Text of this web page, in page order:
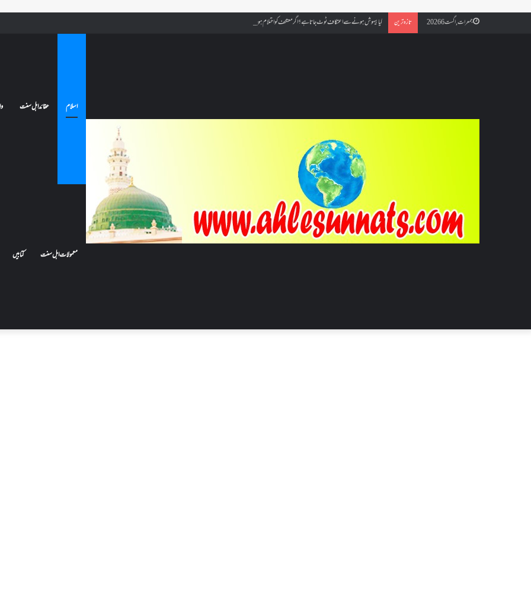
جمعرات, اگست 6 2026 تازہ ترین کیا بیہوش ہونے سے اعتکاف ٹوٹ جاتا ہے؟ اگر معتکف کو احتلام ہو جائے تو کیا اس کا اعتکاف ٹوٹ جائے گا؟فنائے مسجد کسے کہتے ہیں ، اور کیا معتکف فنائے مسجد میں جا سکتا ہے؟
اسلام عقائد اہل سنت
معمولات اہل سنت کتابیں